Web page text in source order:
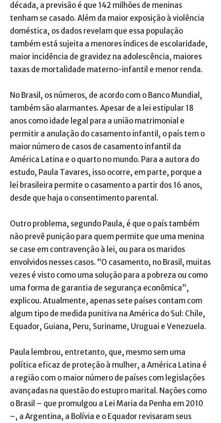
década, a previsão é que 142 milhões de meninas
tenham se casado. Além da maior exposição à violência
doméstica, os dados revelam que essa população
também está sujeita a menores índices de escolaridade,
maior incidência de gravidez na adolescência, maiores
taxas de mortalidade materno-infantil e menor renda.
No Brasil, os números, de acordo com o Banco Mundial,
também são alarmantes. Apesar de a lei estipular 18
anos como idade legal para a união matrimonial e
permitir a anulação do casamento infantil, o país tem o
maior número de casos de casamento infantil da
América Latina e o quarto no mundo. Para a autora do
estudo, Paula Tavares, isso ocorre, em parte, porque a
lei brasileira permite o casamento a partir dos 16 anos,
desde que haja o consentimento parental.
Outro problema, segundo Paula, é que o país também
não prevê punição para quem permite que uma menina
se case em contravenção à lei, ou para os maridos
envolvidos nesses casos. “O casamento, no Brasil, muitas
vezes é visto como uma solução para a pobreza ou como
uma forma de garantia de segurança econômica”,
explicou. Atualmente, apenas sete países contam com
algum tipo de medida punitiva na América do Sul: Chile,
Equador, Guiana, Peru, Suriname, Uruguai e Venezuela.
Paula lembrou, entretanto, que, mesmo sem uma
política eficaz de proteção à mulher, a América Latina é
a região com o maior número de países com legislações
avançadas na questão do estupro marital. Nações como
o Brasil – que promulgou a Lei Maria da Penha em 2010
–, a Argentina, a Bolívia e o Equador revisaram seus